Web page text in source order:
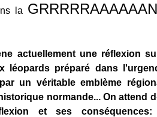
la
actuellement une réflexion
léopards préparé dans
un véritable emblème
normande... On attend
et ses conséquences: